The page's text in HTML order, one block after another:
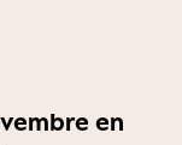
en